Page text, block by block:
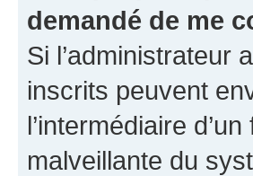
demandé de me
Si l’administrateur
inscrits peuvent
l’intermédiaire
malveillante du